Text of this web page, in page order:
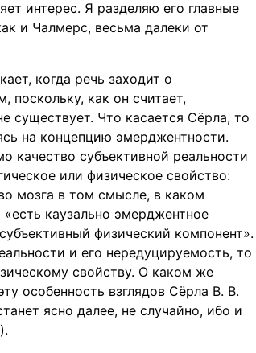
интерес. Я разделяю его главные
и Чалмерс, весьма далеки от
когда речь заходит о
поскольку, как он считает,
существует. Что касается Сёрла, то
на концепцию эмерджентности.
качество субъективной реальности
или физическое свойство:
мозга в том смысле, в каком
каузально эмерджентное
физический компонент».
и его нередуцируемость, то
свойству. О каком же
особенность взглядов Сёрла В. В.
ясно далее, не случайно, ибо и